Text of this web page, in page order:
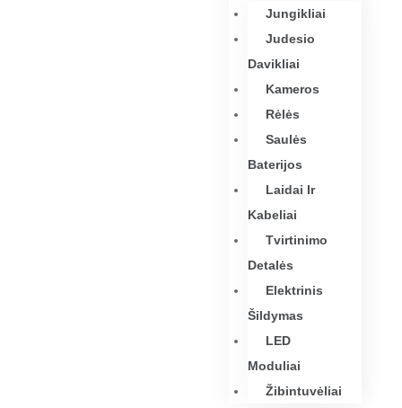
Jungikliai
Judesio
Davikliai
Kameros
Rėlės
Saulės
Baterijos
Laidai Ir
Kabeliai
Tvirtinimo
Detalės
Elektrinis
Šildymas
LED
Moduliai
Žibintuvėliai